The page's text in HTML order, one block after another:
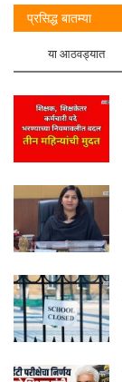
प्रसिद्ध बातम्या
या आठवड्यात